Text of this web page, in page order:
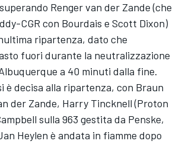
Renger van der Zande (che
CGR con Bourdais e Scott Dixon)
ripartenza, dato che
fuori durante la neutralizzazione
a 40 minuti dalla fine.
è decisa alla ripartenza, con Braun
der Zande, Harry Tincknell (Proton
sulla 963 gestita da Penske,
Heylen è andata in fiamme dopo